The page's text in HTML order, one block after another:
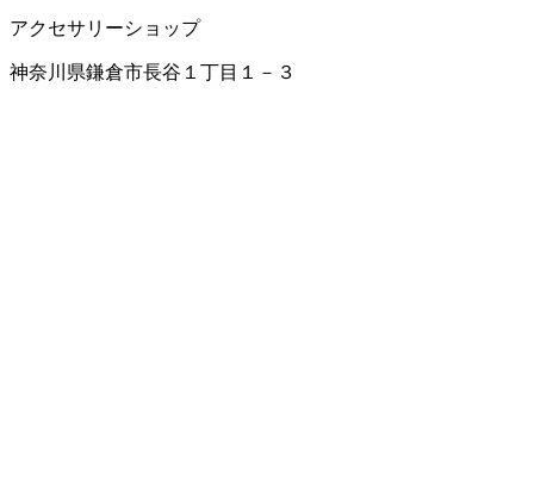
アクセサリーショップ
神奈川県鎌倉市長谷１丁目１－３